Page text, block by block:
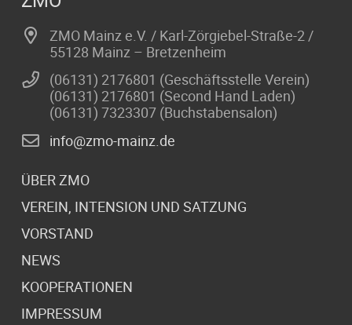
ZMO Mainz e.V. / Karl-Zörgiebel-Straße-2 /
55128 Mainz – Bretzenheim
(06131) 2176801 (Geschäftsstelle Verein)
(06131) 2176801 (Second Hand Laden)
(06131) 7323307 (Buchstabensalon)
info@zmo-mainz.de
ÜBER ZMO
VEREIN, INTENSION UND SATZUNG
VORSTAND
NEWS
KOOPERATIONEN
IMPRESSUM